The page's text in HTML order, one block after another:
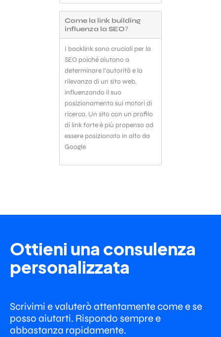
spingono alla stessa maniera. In
questi termini, non c’è niente di
meglio che ottenere un link da una
pagina ad alta autorità.
profilo link del sito ospitante è un
lavoraccio, ma ti assicuro che lo
faccio perché ne vale la pena.
Come la link building
influenza la SEO?
I backlink sono cruciali per la
SEO poiché aiutano a
determinare l’autorità e la
rilevanza di un sito web,
influenzando il suo
posizionamento sui motori di
ricerca. Un sito con un profilo
di link forte è più propenso ad
essere posizionato in alto da
Google​
Ottieni una consulenza
personalizzata
Scrivimi e valuterò attentamente come e se
posso aiutarti. Rispondo sempre e
abbastanza rapidamente.